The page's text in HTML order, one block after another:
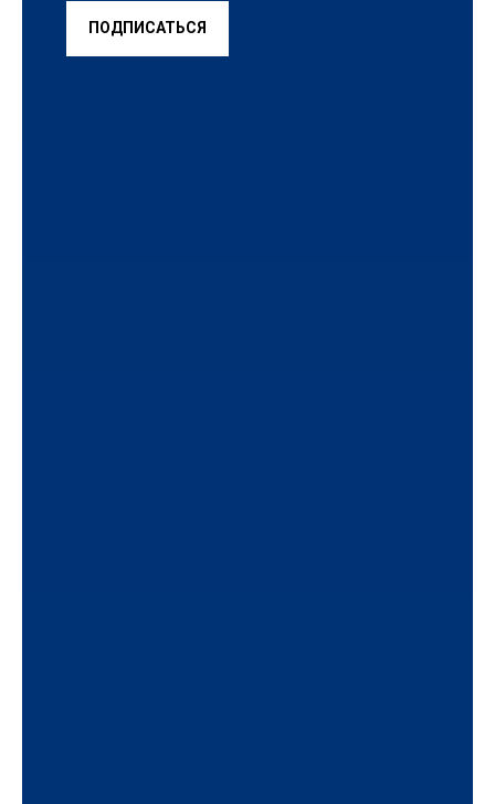
ПОДПИСАТЬСЯ